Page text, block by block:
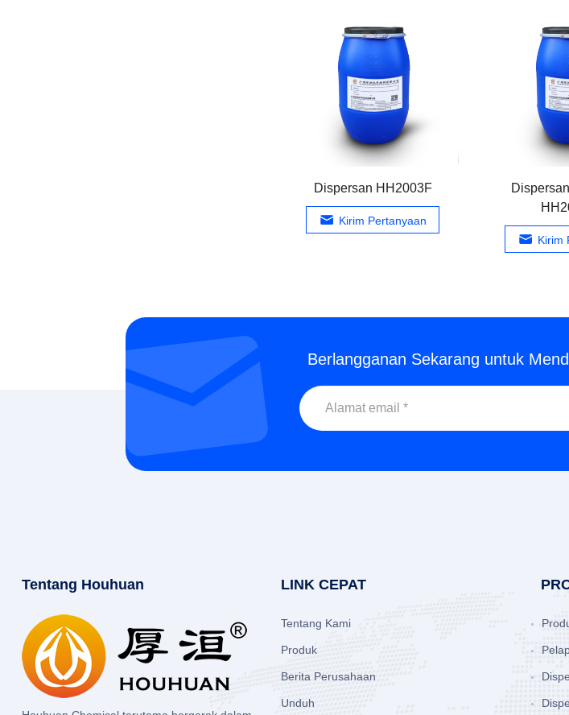
Dispersan HH2003F
Kirim Pertanyaan
Kirim
Berlangganan Sekarang untuk
Tentang Houhuan LINK CEPAT
Tentang Kami
Produk
Berita Perusahaan
Unduh